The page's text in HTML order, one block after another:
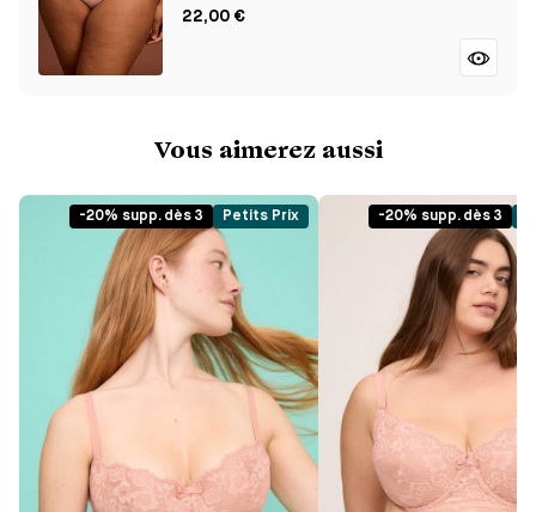
22,00 €
Vous aimerez aussi
-20% supp. dès 3 Petits Prix -20% supp. dès 3